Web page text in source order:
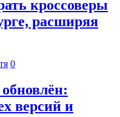
кроссоверы
расширяя
0
версий и